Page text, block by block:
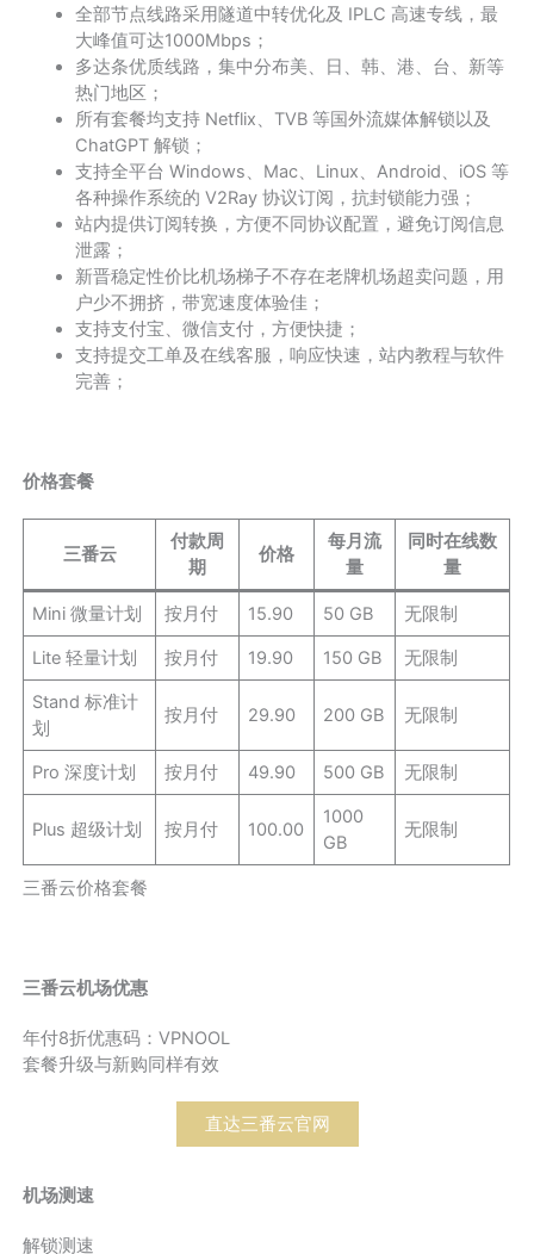
全部节点线路采用隧道中转优化及 IPLC 高速专线，最
大峰值可达1000Mbps；
多达条优质线路，集中分布美、日、韩、港、台、新等
热门地区；
所有套餐均支持 Netflix、TVB 等国外流媒体解锁以及
ChatGPT 解锁；
支持全平台 Windows、Mac、Linux、Android、iOS 等
各种操作系统的 V2Ray 协议订阅，抗封锁能力强；
站内提供订阅转换，方便不同协议配置，避免订阅信息
泄露；
新晋稳定性价比机场梯子不存在老牌机场超卖问题，用
户少不拥挤，带宽速度体验佳；
支持支付宝、微信支付，方便快捷；
支持提交工单及在线客服，响应快速，站内教程与软件
完善；
价格套餐
三番云
付款周
期
价格
每月流
量
同时在线数
量
Mini 微量计划 按月付 15.90 50 GB 无限制
Lite 轻量计划 按月付 19.90 150 GB 无限制
Stand 标准计
划
按月付 29.90 200 GB 无限制
Pro 深度计划 按月付 49.90 500 GB 无限制
Plus 超级计划 按月付 100.00
1000
GB
无限制
三番云价格套餐
三番云机场优惠
年付8折优惠码：VPNOOL
套餐升级与新购同样有效
直达三番云官网
机场测速
解锁测速